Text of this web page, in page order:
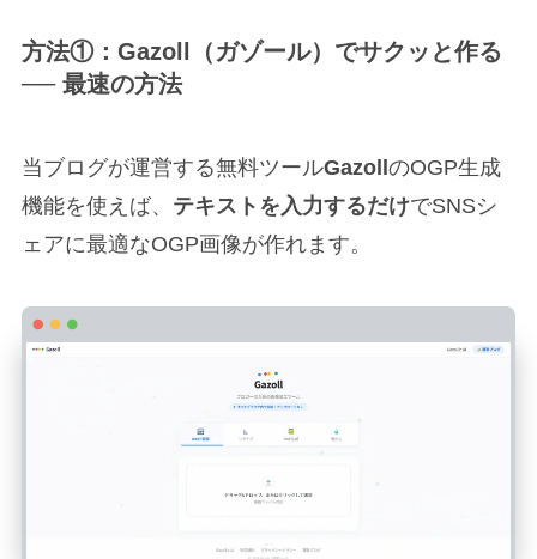
方法①：Gazoll（ガゾール）でサクッと作る
── 最速の方法
当ブログが運営する無料ツールGazollのOGP生成
機能を使えば、 テキストを入力するだけでSNSシ
ェアに最適なOGP画像が作れます。